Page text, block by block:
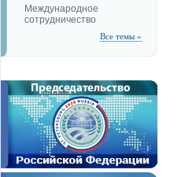
Международное
сотрудничество
Все темы »